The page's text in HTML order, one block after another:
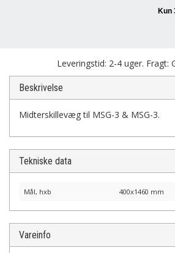
Leveringstid: 2-4 uger. Fragt:
Beskrivelse
Midterskillevæg til MSG-3 & MSG-3.
Tekniske data
Mål, hxb 400x1460 mm
Vareinfo